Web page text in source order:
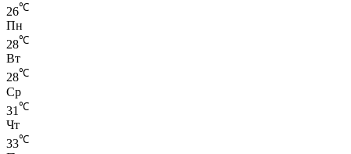
26℃
Пн
28℃
Вт
28℃
Ср
31 ℃
Чт
33℃